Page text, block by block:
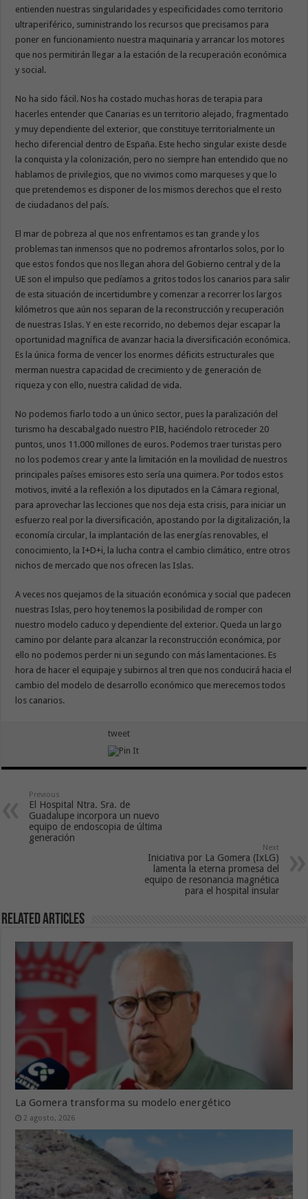
entienden nuestras singularidades y especificidades como territorio
ultraperiférico, suministrando los recursos que precisamos para
poner en funcionamiento nuestra maquinaria y arrancar los motores
que nos permitirán llegar a la estación de la recuperación económica
y social.
No ha sido fácil. Nos ha costado muchas horas de terapia para
hacerles entender que Canarias es un territorio alejado, fragmentado
y muy dependiente del exterior, que constituye territorialmente un
hecho diferencial dentro de España. Este hecho singular existe desde
la conquista y la colonización, pero no siempre han entendido que no
hablamos de privilegios, que no vivimos como marqueses y que lo
que pretendemos es disponer de los mismos derechos que el resto
de ciudadanos del país.
El mar de pobreza al que nos enfrentamos es tan grande y los
problemas tan inmensos que no podremos afrontarlos solos, por lo
que estos fondos que nos llegan ahora del Gobierno central y de la
UE son el impulso que pedíamos a gritos todos los canarios para salir
de esta situación de incertidumbre y comenzar a recorrer los largos
kilómetros que aún nos separan de la reconstrucción y recuperación
de nuestras Islas. Y en este recorrido, no debemos dejar escapar la
oportunidad magnífica de avanzar hacia la diversificación económica.
Es la única forma de vencer los enormes déficits estructurales que
merman nuestra capacidad de crecimiento y de generación de
riqueza y con ello, nuestra calidad de vida.
No podemos fiarlo todo a un único sector, pues la paralización del
turismo ha descabalgado nuestro PIB, haciéndolo retroceder 20
puntos, unos 11.000 millones de euros. Podemos traer turistas pero
no los podemos crear y ante la limitación en la movilidad de nuestros
principales países emisores esto sería una quimera. Por todos estos
motivos, invité a la reflexión a los diputados en la Cámara regional,
para aprovechar las lecciones que nos deja esta crisis, para iniciar un
esfuerzo real por la diversificación, apostando por la digitalización, la
economía circular, la implantación de las energías renovables, el
conocimiento, la I+D+i, la lucha contra el cambio climático, entre otros
nichos de mercado que nos ofrecen las Islas.
A veces nos quejamos de la situación económica y social que padecen
nuestras Islas, pero hoy tenemos la posibilidad de romper con
nuestro modelo caduco y dependiente del exterior. Queda un largo
camino por delante para alcanzar la reconstrucción económica, por
ello no podemos perder ni un segundo con más lamentaciones. Es
hora de hacer el equipaje y subirnos al tren que nos conducirá hacia el
cambio del modelo de desarrollo económico que merecemos todos
los canarios.
tweet
Previous
El Hospital Ntra. Sra. de
Guadalupe incorpora un nuevo
equipo de endoscopia de última
generación
Next
Iniciativa por La Gomera (IxLG)
lamenta la eterna promesa del
equipo de resonancia magnética
para el hospital insular
Related Articles
La Gomera transforma su modelo energético
2 agosto, 2026